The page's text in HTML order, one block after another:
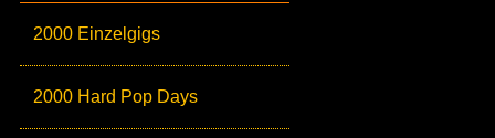
2000 Einzelgigs
2000 Hard Pop Days